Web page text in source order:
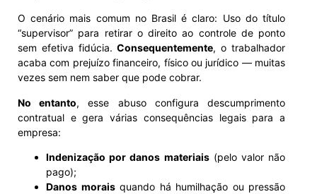
O cenário mais comum no Brasil é claro: Uso do título
“supervisor” para retirar o direito ao controle de ponto
sem efetiva fidúcia.Consequentemente, o trabalhador
acaba com prejuízo financeiro, físico ou jurídico — muitas
vezes sem nem saber que pode cobrar.
No entanto, esse abuso configura descumprimento
contratual e gera várias consequências legais para a
empresa:
Indenização por danos materiais(pelo valor não
pago);
Danos moraisquando há humilhação ou pressão